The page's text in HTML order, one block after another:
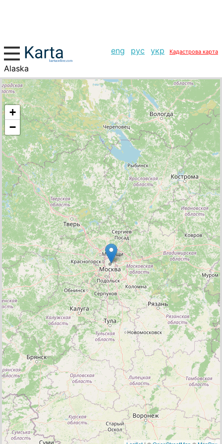
eng рус укр Кадастрова карта
Alaska
+
−